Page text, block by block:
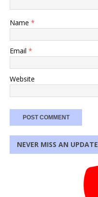
Name *
Email *
Website
NEVER MISS AN UPDATE